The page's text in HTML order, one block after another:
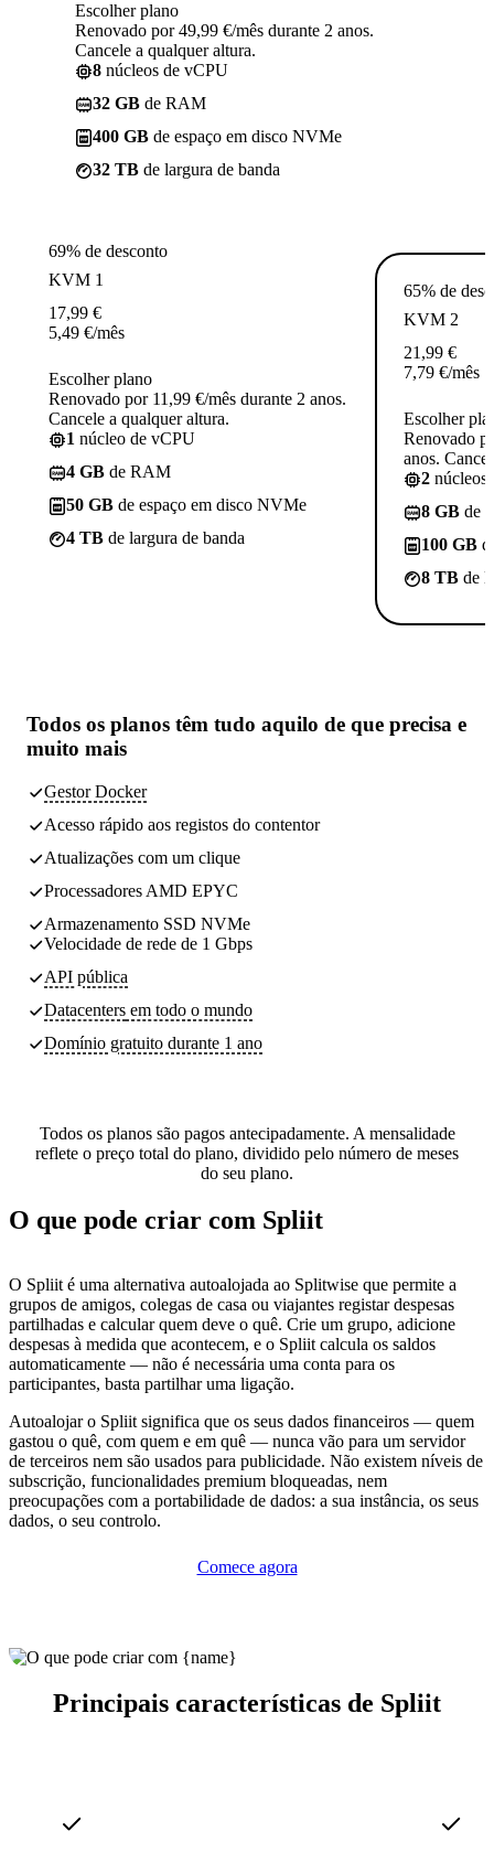
Escolher plano
Renovado por 49,99 €/mês durante 2 anos.
Cancele a qualquer altura.
8 núcleos de vCPU
32 GB de RAM
400 GB de espaço em disco NVMe
32 TB de largura de banda
69% de desconto
KVM 1
17,99 €
5,49 €/mês
Escolher plano
Renovado por 11,99 €/mês durante 2 anos.
Cancele a qualquer altura.
1 núcleo de vCPU
4 GB de RAM
50 GB de espaço em disco NVMe
4 TB de largura de banda
65% de
KVM 2
21,99 €
7,79 €/mês
Escolher
Renovado
anos.
2 núcleos
8 GB de
100 GB
8 TB de
Todos os planos têm tudo aquilo de que precisa e
muito mais
Gestor Docker
Acesso rápido aos registos do contentor
Atualizações com um clique
Processadores AMD EPYC
Armazenamento SSD NVMe
Velocidade de rede de 1 Gbps
API pública
Datacenters em todo o mundo
Domínio gratuito durante 1 ano
Todos os planos são pagos antecipadamente. A mensalidade
reflete o preço total do plano, dividido pelo número de meses
do seu plano.
O que pode criar com Spliit
O Spliit é uma alternativa autoalojada ao Splitwise que permite a
grupos de amigos, colegas de casa ou viajantes registar despesas
partilhadas e calcular quem deve o quê. Crie um grupo, adicione
despesas à medida que acontecem, e o Spliit calcula os saldos
automaticamente — não é necessária uma conta para os
participantes, basta partilhar uma ligação.
Autoalojar o Spliit significa que os seus dados financeiros — quem
gastou o quê, com quem e em quê — nunca vão para um servidor
de terceiros nem são usados para publicidade. Não existem níveis de
subscrição, funcionalidades premium bloqueadas, nem
preocupações com a portabilidade de dados: a sua instância, os seus
dados, o seu controlo.
Comece agora
Principais características de Spliit